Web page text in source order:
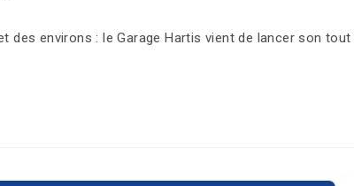
environs : le Garage Hartis vient de lancer son